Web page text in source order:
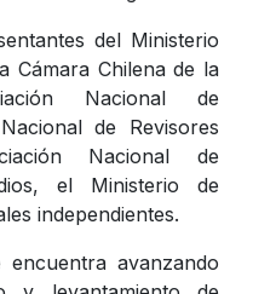
del Ministerio
Cámara Chilena de la
Nacional de
de Revisores
Nacional de
el Ministerio de
independientes.
avanzando